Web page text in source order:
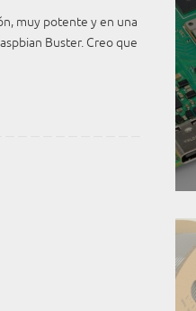
muy potente y en una
Buster. Creo que